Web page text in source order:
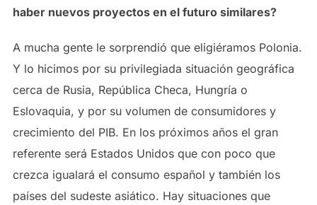
haber nuevos proyectos en el futuro similares?
A mucha gente le sorprendió que eligiéramos Polonia.
Y lo hicimos por su privilegiada situación geográfica
cerca de Rusia, República Checa, Hungría o
Eslovaquia, y por su volumen de consumidores y
crecimiento del PIB. En los próximos años el gran
referente será Estados Unidos que con poco que
crezca igualará el consumo español y también los
países del sudeste asiático. Hay situaciones que